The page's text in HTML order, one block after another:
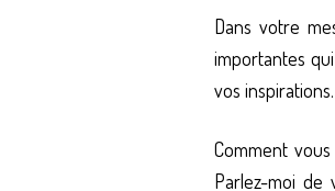
Dans votre
importantes
vos
Comment
Parlez-moi de